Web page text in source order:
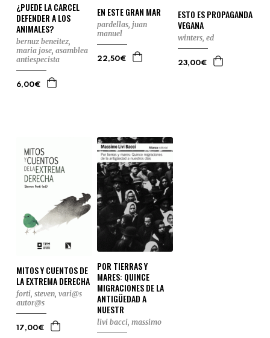
¿PUEDE LA CARCEL
DEFENDER A LOS
ANIMALES?
bernuz beneitez,
maria jose, asamblea
antiespecista
6,00€
EN ESTE GRAN MAR
pardellas, juan
manuel
22,50€
ESTO ES PROPAGANDA
VEGANA
winters, ed
23,00€
MITOS Y CUENTOS DE
LA EXTREMA DERECHA
forti, steven, vari@s
autor@s
17,00€
POR TIERRAS Y
MARES: QUINCE
MIGRACIONES DE LA
ANTIGÜEDAD A
NUESTR
livi bacci, massimo